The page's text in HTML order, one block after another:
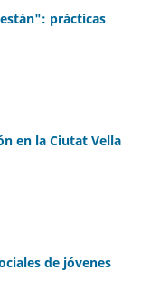
prácticas
en la Ciutat Vella
de jóvenes